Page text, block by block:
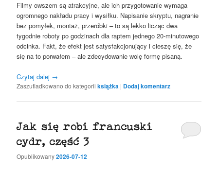
Filmy owszem są atrakcyjne, ale ich przygotowanie wymaga
ogromnego nakładu pracy i wysiłku. Napisanie skryptu, nagranie
bez pomyłek, montaż, przeróbki – to są lekko licząc dwa
tygodnie roboty po godzinach dla raptem jednego 20-minutowego
odcinka. Fakt, że efekt jest satysfakcjonujący i cieszę się, że
się na to porwałem – ale zdecydowanie wolę formę pisaną.
Czytaj dalej →
Zaszufladkowano do kategorii książka | Dodaj komentarz
Jak się robi francuski
cydr, część 3
Opublikowany2026-07-12